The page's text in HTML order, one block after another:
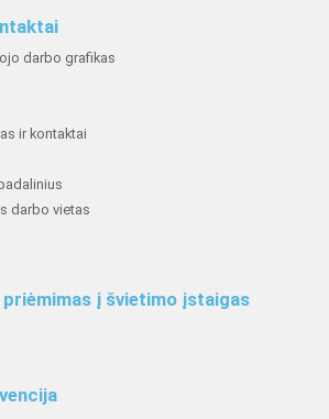
darbo grafikas
ir kontaktai
darbo vietas
į švietimo įstaigas